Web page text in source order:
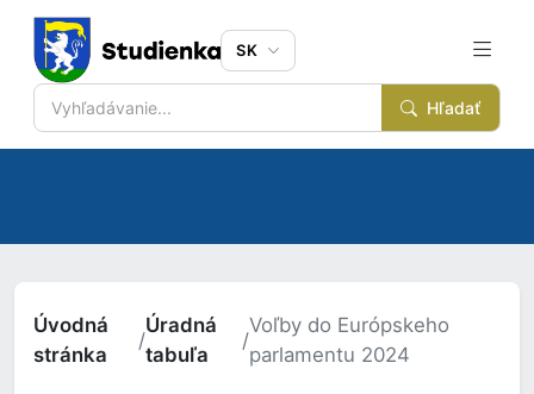
Hľadať
SK
Úvodná
stránka
/
Úradná
tabuľa
/
Voľby do Európskeho
parlamentu 2024